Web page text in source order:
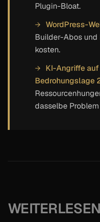
Plugin-Bloat.
WordPress-
Builder-Abos
kosten.
KI-Angriffe
Bedrohungslage
dasselbe
WEITERLESEN